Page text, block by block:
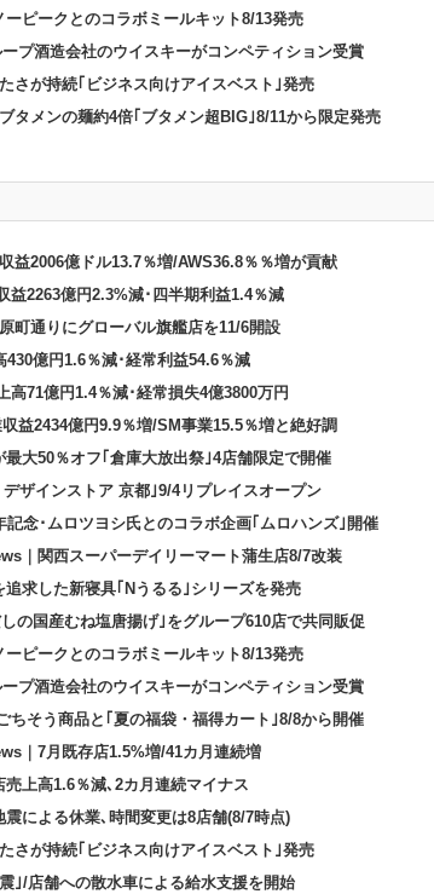
ピークとのコラボミールキット8/13発売
プ酒造会社のウイスキーがコンペティション受賞
さが持続｢ビジネス向けアイスベスト｣発売
タメンの麺約4倍｢ブタメン超BIG｣8/11から限定発売
益2006億ドル13.7％増/AWS36.8％％増が貢献
益2263億円2.3%減･四半期利益1.4％減
町通りにグローバル旗艦店を11/6開設
億円1.6％減･経常利益54.6％減
高71億円1.4％減･経常損失4億3800万円
益2434億円9.9％増/SM事業15.5％増と絶好調
大50％オフ｢倉庫大放出祭｣4店舗限定で開催
ザインストア 京都｣9/4リプレイスオープン
念･ムロツヨシ氏とのコラボ企画｢ムロハンズ｣開催
｜関西スーパーデイリーマート蒲生店8/7改装
求した新寝具｢Nうるる｣シリーズを発売
の国産むね塩唐揚げ｣をグループ610店で共同販促
ピークとのコラボミールキット8/13発売
プ酒造会社のウイスキーがコンペティション受賞
ちそう商品と｢夏の福袋・福得カート｣8/8から開催
｜7月既存店1.5%増/41カ月連続増
上高1.6％減､2カ月連続マイナス
による休業､時間変更は8店舗(8/7時点)
さが持続｢ビジネス向けアイスベスト｣発売
｣/店舗への散水車による給水支援を開始